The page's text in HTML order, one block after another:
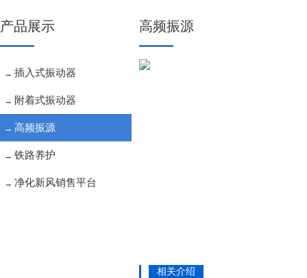
产品展示
→ 插入式振动器
→ 附着式振动器
→ 高频振源
→ 铁路养护
→ 净化新风销售平台
高频振源
相关介绍